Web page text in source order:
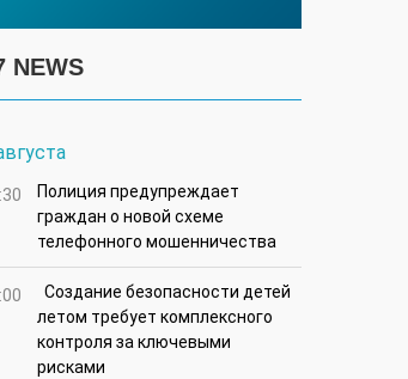
NEWS
Полиция предупреждает
граждан о новой схеме
телефонного мошенничества
Создание безопасности детей
летом требует комплексного
контроля за ключевыми
рисками